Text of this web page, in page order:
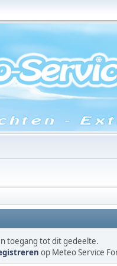
toegang tot dit gedeelte.
op Meteo Service